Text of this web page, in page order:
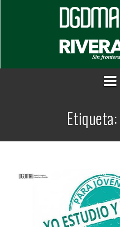
Etiqueta: